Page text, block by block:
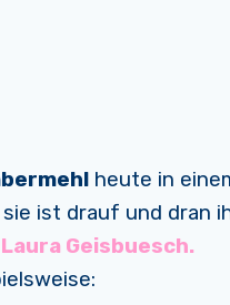
heute in
ist drauf und dran
Laura Geisbuesch.